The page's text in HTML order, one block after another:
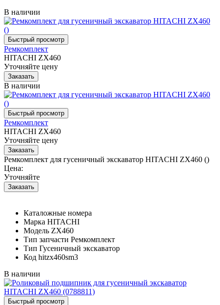
В наличии
Ремкомплект
HITACHI ZX460
Уточняйте цену
В наличии
Ремкомплект
HITACHI ZX460
Уточняйте цену
Ремкомплект для гусеничный экскаватор HITACHI ZX460 ()
Цена:
Уточняйте
Каталожные номера
Марка HITACHI
Модель ZX460
Тип запчасти Ремкомплект
Тип Гусеничный экскаватор
Код hitzx460sm3
В наличии